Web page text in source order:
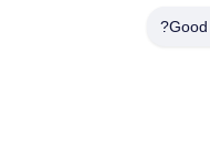
Good